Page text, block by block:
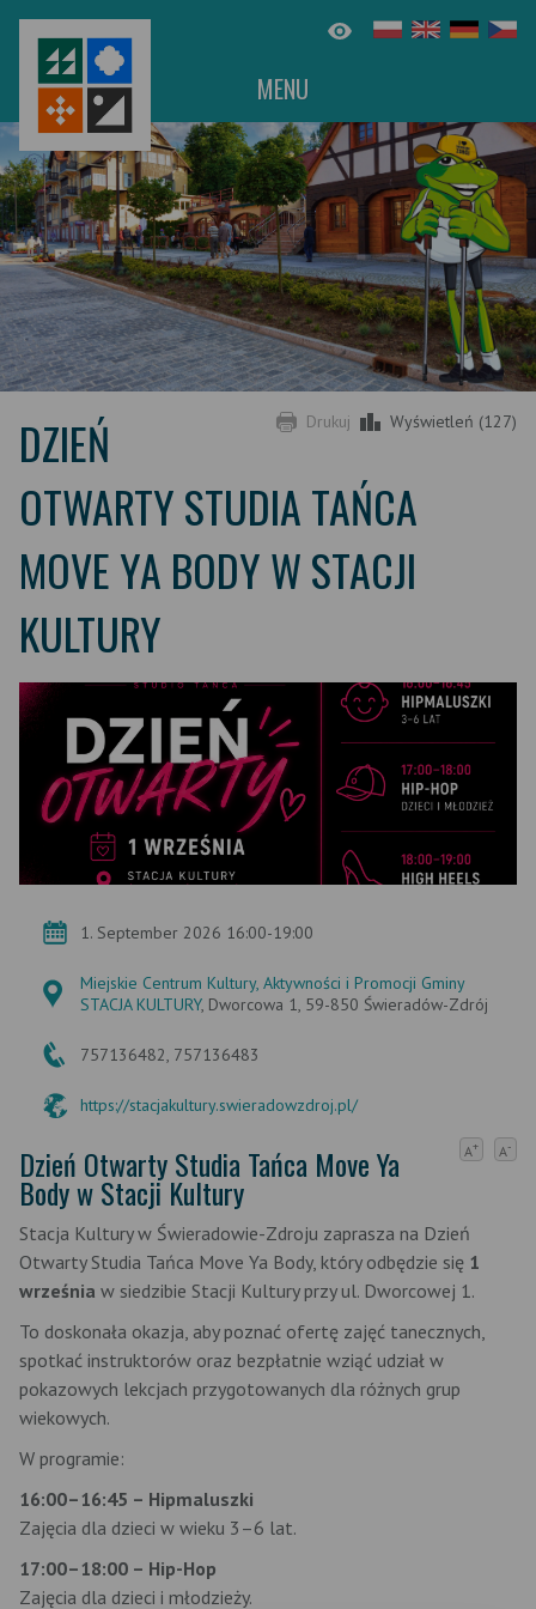
MENU
Drukuj Wyświetleń (127)
DZIEŃ
OTWARTY STUDIA TAŃCA
MOVE YA BODY W STACJI
KULTURY
1. September 2026 16:00-19:00
Miejskie Centrum Kultury, Aktywności i Promocji Gminy
STACJA KULTURY, Dworcowa 1, 59-850 Świeradów-Zdrój
757136482, 757136483
https://stacjakultury.swieradowzdroj.pl/
A+ A-
Dzień Otwarty Studia Tańca Move Ya
Body w Stacji Kultury
Stacja Kultury w Świeradowie-Zdroju zaprasza na Dzień
Otwarty Studia Tańca Move Ya Body, który odbędzie się 1
września w siedzibie Stacji Kultury przy ul. Dworcowej 1.
To doskonała okazja, aby poznać ofertę zajęć tanecznych,
spotkać instruktorów oraz bezpłatnie wziąć udział w
pokazowych lekcjach przygotowanych dla różnych grup
wiekowych.
W programie:
16:00–16:45 – Hipmaluszki
Zajęcia dla dzieci w wieku 3–6 lat.
17:00–18:00 – Hip-Hop
Zajęcia dla dzieci i młodzieży.